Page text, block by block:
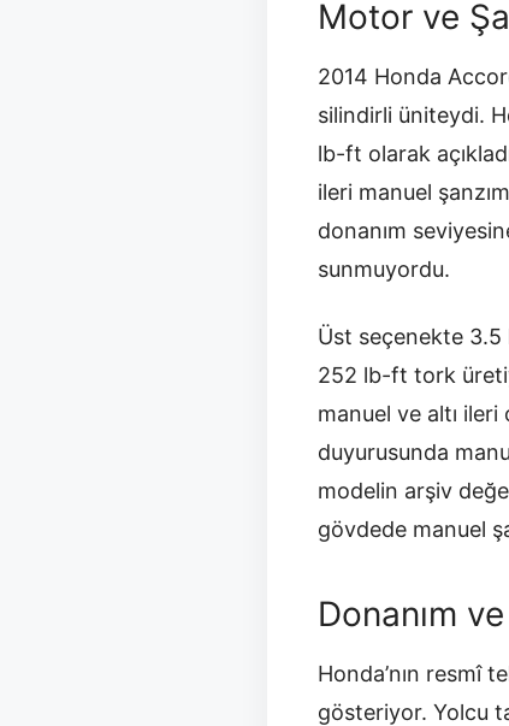
Motor ve
2014 Honda
silindirli üniteydi.
lb-ft olarak
ileri manuel
donanım
sunmuyordu.
Üst seçenekte 3.5
252 lb-ft tork
manuel ve altı
duyurusunda
modelin arşiv
gövdede manuel
Donanım
Honda’nın resmî
gösteriyor. Yolcu